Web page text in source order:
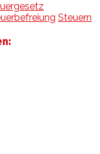
Steuern